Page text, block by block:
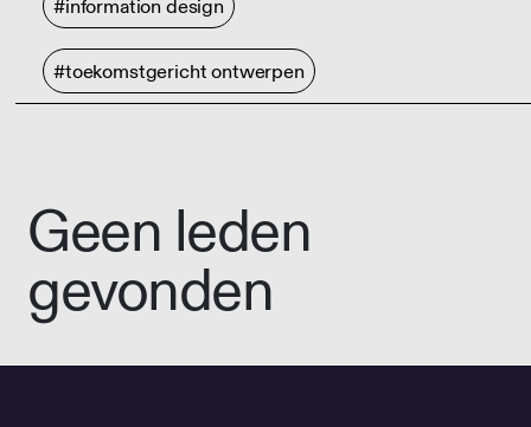
#information design
#toekomstgericht ontwerpen
Geen leden
gevonden